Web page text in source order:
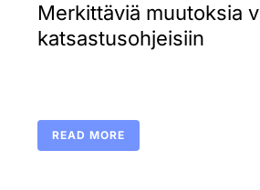
Merkittäviä muutoksia
katsastusohjeisiin
READ MORE